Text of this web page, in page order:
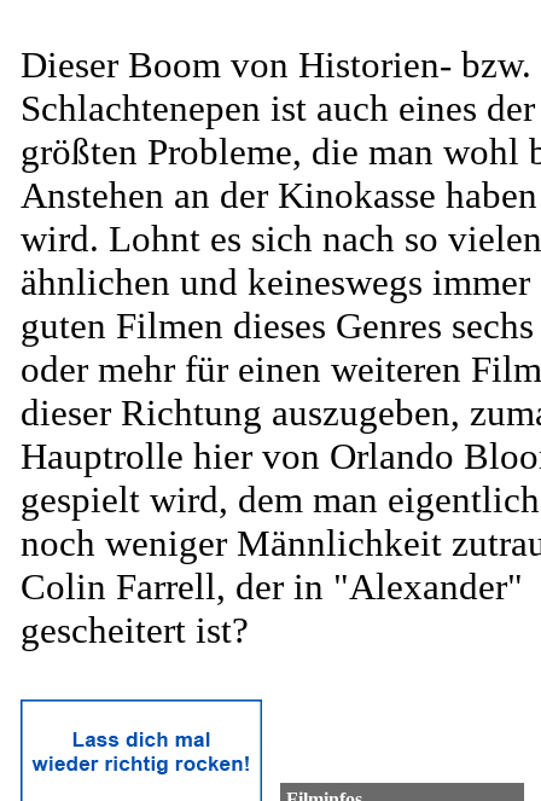
Dieser Boom von Historien- bzw.
Schlachtenepen ist auch eines der
größten Probleme, die man wohl
Anstehen an der Kinokasse haben
wird. Lohnt es sich nach so vielen
ähnlichen und keineswegs immer
guten Filmen dieses Genres
oder mehr für einen weiteren Film
dieser Richtung auszugeben,
Hauptrolle hier von Orlando
gespielt wird, dem man eigentlich
noch weniger Männlichkeit
Colin Farrell, der in "Alexander"
gescheitert ist?